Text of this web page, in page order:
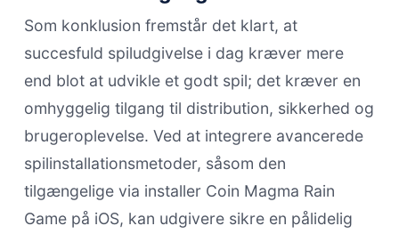
Som konklusion fremstår det klart, at
succesfuld spiludgivelse i dag kræver mere
end blot at udvikle et godt spil; det kræver en
omhyggelig tilgang til distribution, sikkerhed og
brugeroplevelse. Ved at integrere avancerede
spilinstallationsmetoder, såsom den
tilgængelige via installer Coin Magma Rain
Game på iOS, kan udgivere sikre en pålidelig